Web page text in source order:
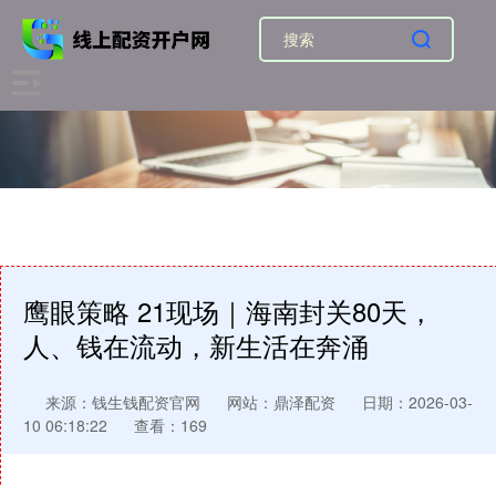
鹰眼策略 21现场｜海南封关80天，
人、钱在流动，新生活在奔涌
来源：钱生钱配资官网 网站：鼎泽配资
日期：2026-03-
10 06:18:22
查看：169